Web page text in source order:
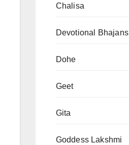
Chalisa
Devotional Bhajans
Dohe
Geet
Gita
Goddess Lakshmi